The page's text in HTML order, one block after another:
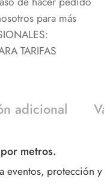
para más
TARIFAS
adicional
metros.
eventos, protección y